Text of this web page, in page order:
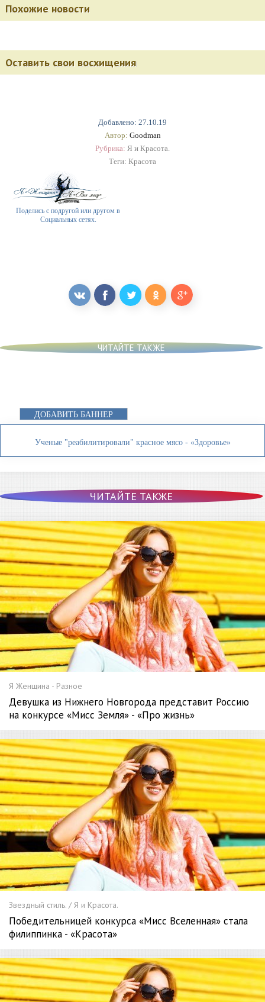
Добавлено: 27.10.19
Автор: Goodman
Рубрика: Я и Красота.
Теги: Красота
Поделись с подругой или другом в
Социальных сетях.
Похожие новости
Оставить свои восхищения
ЧИТАЙТЕ ТАКЖЕ
ДОБАВИТЬ БАННЕР
Ученые "реабилитировали" красное мясо - «Здоровье»
ЧИТАЙТЕ ТАКЖЕ
Я Женщина - Разное
Девушка из Нижнего Новгорода представит Россию
на конкурсе «Мисс Земля» - «Про жизнь»
Звездный стиль. / Я и Красота.
Победительницей конкурса «Мисс Вселенная» стала
филиппинка - «Красота»